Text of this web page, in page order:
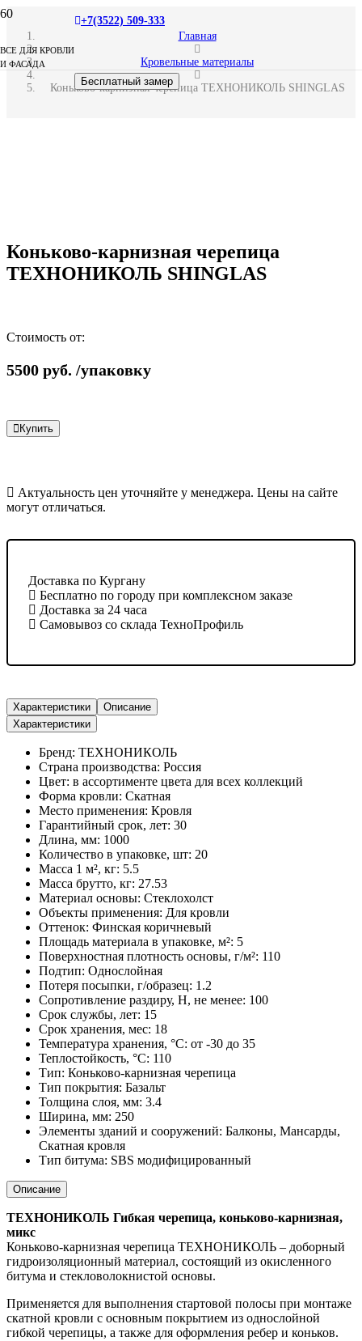
ВСЕ ДЛЯ КРОВЛИ
И ФАСАДА
+7(3522) 509-333
Бесплатный замер
Главная
Кровельные материалы
Коньково-карнизная черепица ТЕХНОНИКОЛЬ SHINGLAS
Коньково-карнизная черепица
ТЕХНОНИКОЛЬ SHINGLAS
Стоимость от:
5500 руб. /упаковку
Купить
Актуальность цен уточняйте у менеджера. Цены на сайте
могут отличаться.
Доставка по Кургану
Бесплатно по городу при комплексном заказе
Доставка за 24 часа
Самовывоз со склада ТехноПрофиль
Характеристики
Описание
Характеристики
Бренд: ТЕХНОНИКОЛЬ
Страна производства: Россия
Цвет: в ассортименте цвета для всех коллекций
Форма кровли: Скатная
Место применения: Кровля
Гарантийный срок, лет: 30
Длина, мм: 1000
Количество в упаковке, шт: 20
Масса 1 м², кг: 5.5
Масса брутто, кг: 27.53
Материал основы: Стеклохолст
Объекты применения: Для кровли
Оттенок: Финская коричневый
Площадь материала в упаковке, м²: 5
Поверхностная плотность основы, г/м²: 110
Подтип: Однослойная
Потеря посыпки, г/образец: 1.2
Сопротивление раздиру, Н, не менее: 100
Срок службы, лет: 15
Срок хранения, мес: 18
Температура хранения, °С: от -30 до 35
Теплостойкость, °С: 110
Тип: Коньково-карнизная черепица
Тип покрытия: Базальт
Толщина слоя, мм: 3.4
Ширина, мм: 250
Элементы зданий и сооружений: Балконы, Мансарды,
Скатная кровля
Тип битума: SBS модифицированный
Описание
ТЕХНОНИКОЛЬ Гибкая черепица, коньково-карнизная,
микс
Коньково-карнизная черепица ТЕХНОНИКОЛЬ – доборный
гидроизоляционный материал, состоящий из окисленного
битума и стекловолокнистой основы.
Применяется для выполнения стартовой полосы при монтаже
скатной кровли с основным покрытием из однослойной
гибкой черепицы, а также для оформления ребер и коньков.